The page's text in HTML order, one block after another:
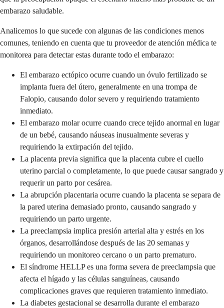
embarazo saludable.
Analicemos lo que sucede con algunas de las condiciones menos
comunes, teniendo en cuenta que tu proveedor de atención médica te
monitorea para detectar estas durante todo el embarazo:
El embarazo ectópico ocurre cuando un óvulo fertilizado se
implanta fuera del útero, generalmente en una trompa de
Falopio, causando dolor severo y requiriendo tratamiento
inmediato.
El embarazo molar ocurre cuando crece tejido anormal en lugar
de un bebé, causando náuseas inusualmente severas y
requiriendo la extirpación del tejido.
La placenta previa significa que la placenta cubre el cuello
uterino parcial o completamente, lo que puede causar sangrado y
requerir un parto por cesárea.
La abrupción placentaria ocurre cuando la placenta se separa de
la pared uterina demasiado pronto, causando sangrado y
requiriendo un parto urgente.
La preeclampsia implica presión arterial alta y estrés en los
órganos, desarrollándose después de las 20 semanas y
requiriendo un monitoreo cercano o un parto prematuro.
El síndrome HELLP es una forma severa de preeclampsia que
afecta el hígado y las células sanguíneas, causando
complicaciones graves que requieren tratamiento inmediato.
La diabetes gestacional se desarrolla durante el embarazo